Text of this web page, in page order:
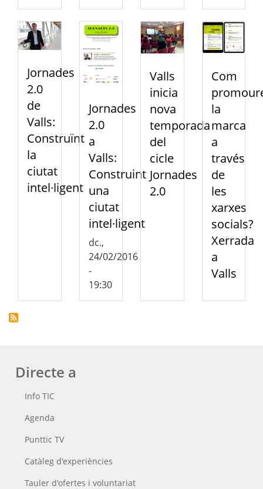
Jornades
2.0
de
Valls:
Construïnt
la
ciutat
intel·ligent
Jornades
2.0
a
Valls:
Construint
una
ciutat
intel·ligent
dc.,
24/02/2016
-
19:30
Valls
inicia
nova
temporada
del
cicle
Jornades
2.0
Com
la
marca
a
través
de
les
xarxes
socials?
Xerrada
a
Valls
Directe a
Info TIC
Agenda
Punttic TV
Catàleg d'experiències
Tauler d'ofertes i voluntariat